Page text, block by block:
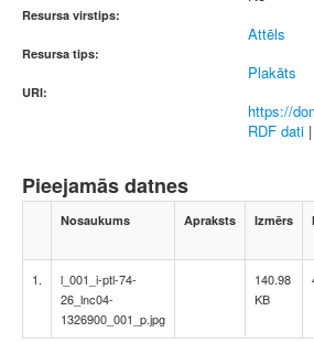
Resursa virstips:
Attēls
Resursa tips:
Plakāts
URI:
https://
RDF dati |
Pieejamās datnes
Nosaukums Apraksts Izmērs
1.
l_001_i-ptl-74-
26_lnc04-
1326900_001_p.jpg
140.98
KB